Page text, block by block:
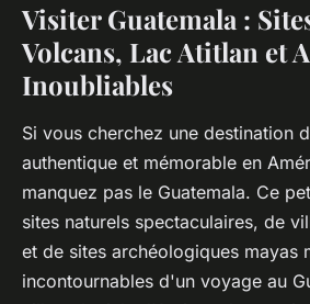
Visiter Guatemala :
Volcans, Lac Atitlan et
Inoubliables
Si vous cherchez une destination
authentique et mémorable en
manquez pas le Guatemala. Ce
sites naturels spectaculaires, de
et de sites archéologiques mayas
incontournables d'un voyage au